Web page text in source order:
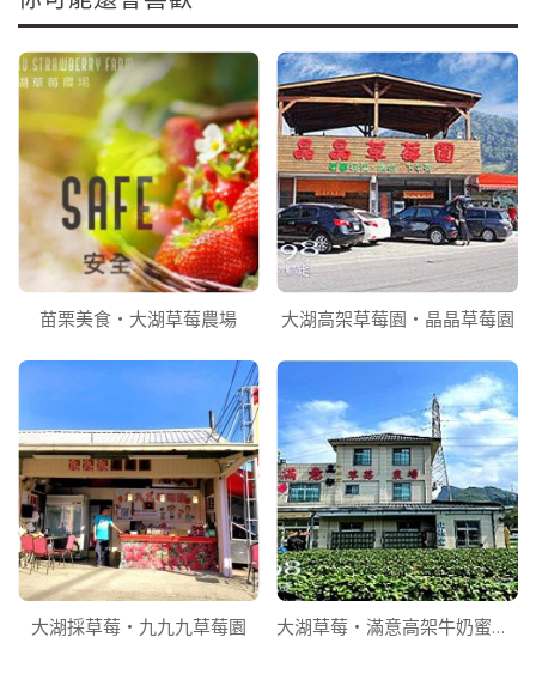
苗栗美食‧大湖草莓農場 大湖高架草莓園‧晶晶草莓園
大湖採草莓‧九九九草莓園 大湖草莓‧滿意高架牛奶蜜草莓農場